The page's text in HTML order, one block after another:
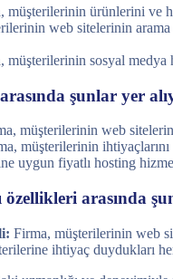
müşterilerinin ürünlerini ve
web sitelerinin arama
müşterilerinin sosyal medya
şunlar yer
müşterilerinin web
müşterilerinin
uygun fiyatlı hosting
arasında
Firma, müşterilerinin web
ihtiyaç duydukları